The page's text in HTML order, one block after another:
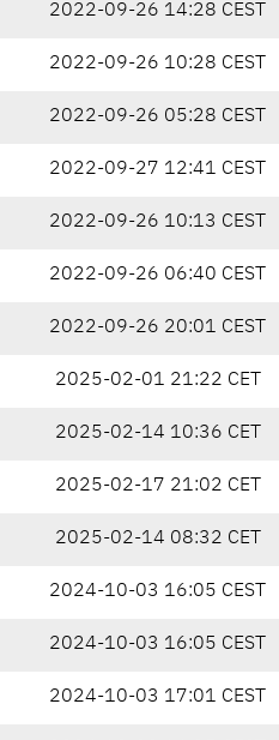
2022-09-26 14:28 CEST
2022-09-26 10:28 CEST
2022-09-26 05:28 CEST
2022-09-27 12:41 CEST
2022-09-26 10:13 CEST
2022-09-26 06:40 CEST
2022-09-26 20:01 CEST
2025-02-01 21:22 CET
2025-02-14 10:36 CET
2025-02-17 21:02 CET
2025-02-14 08:32 CET
2024-10-03 16:05 CEST
2024-10-03 16:05 CEST
2024-10-03 17:01 CEST